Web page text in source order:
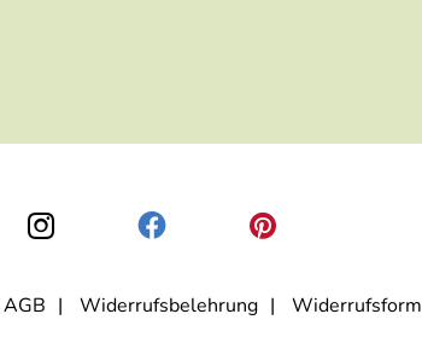
AGB Widerrufsbelehrung